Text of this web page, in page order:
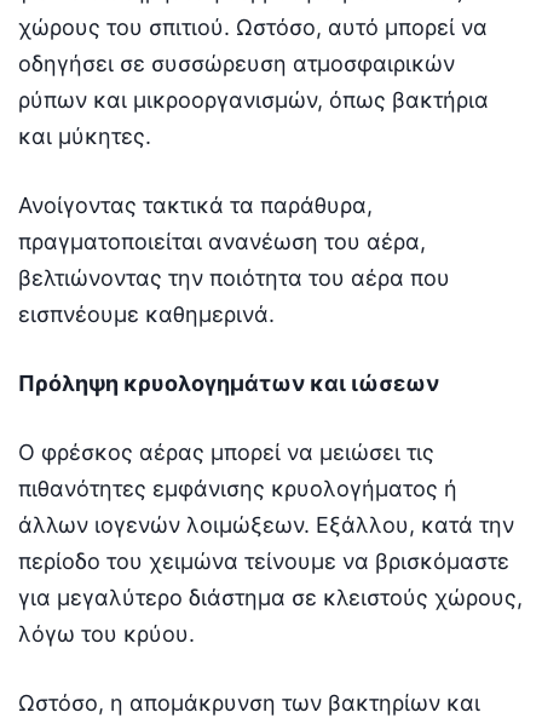
χώρους του σπιτιού. Ωστόσο, αυτό μπορεί να
οδηγήσει σε συσσώρευση ατμοσφαιρικών
ρύπων και μικροοργανισμών, όπως βακτήρια
και μύκητες.
Ανοίγοντας τακτικά τα παράθυρα,
πραγματοποιείται ανανέωση του αέρα,
βελτιώνοντας την ποιότητα του αέρα που
εισπνέουμε καθημερινά.
Πρόληψη κρυολογημάτων και ιώσεων
Ο φρέσκος αέρας μπορεί να μειώσει τις
πιθανότητες εμφάνισης κρυολογήματος ή
άλλων ιογενών λοιμώξεων. Εξάλλου, κατά την
περίοδο του χειμώνα τείνουμε να βρισκόμαστε
για μεγαλύτερο διάστημα σε κλειστούς χώρους,
λόγω του κρύου.
Ωστόσο, η απομάκρυνση των βακτηρίων και